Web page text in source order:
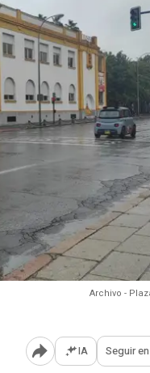
Archivo -
Abrir opciones
IA Seguir en